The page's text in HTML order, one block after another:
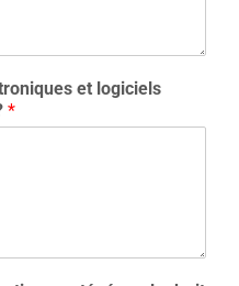
et logiciels
*